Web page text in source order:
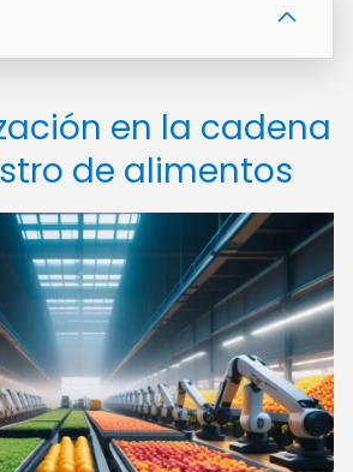
en la cadena
de alimentos